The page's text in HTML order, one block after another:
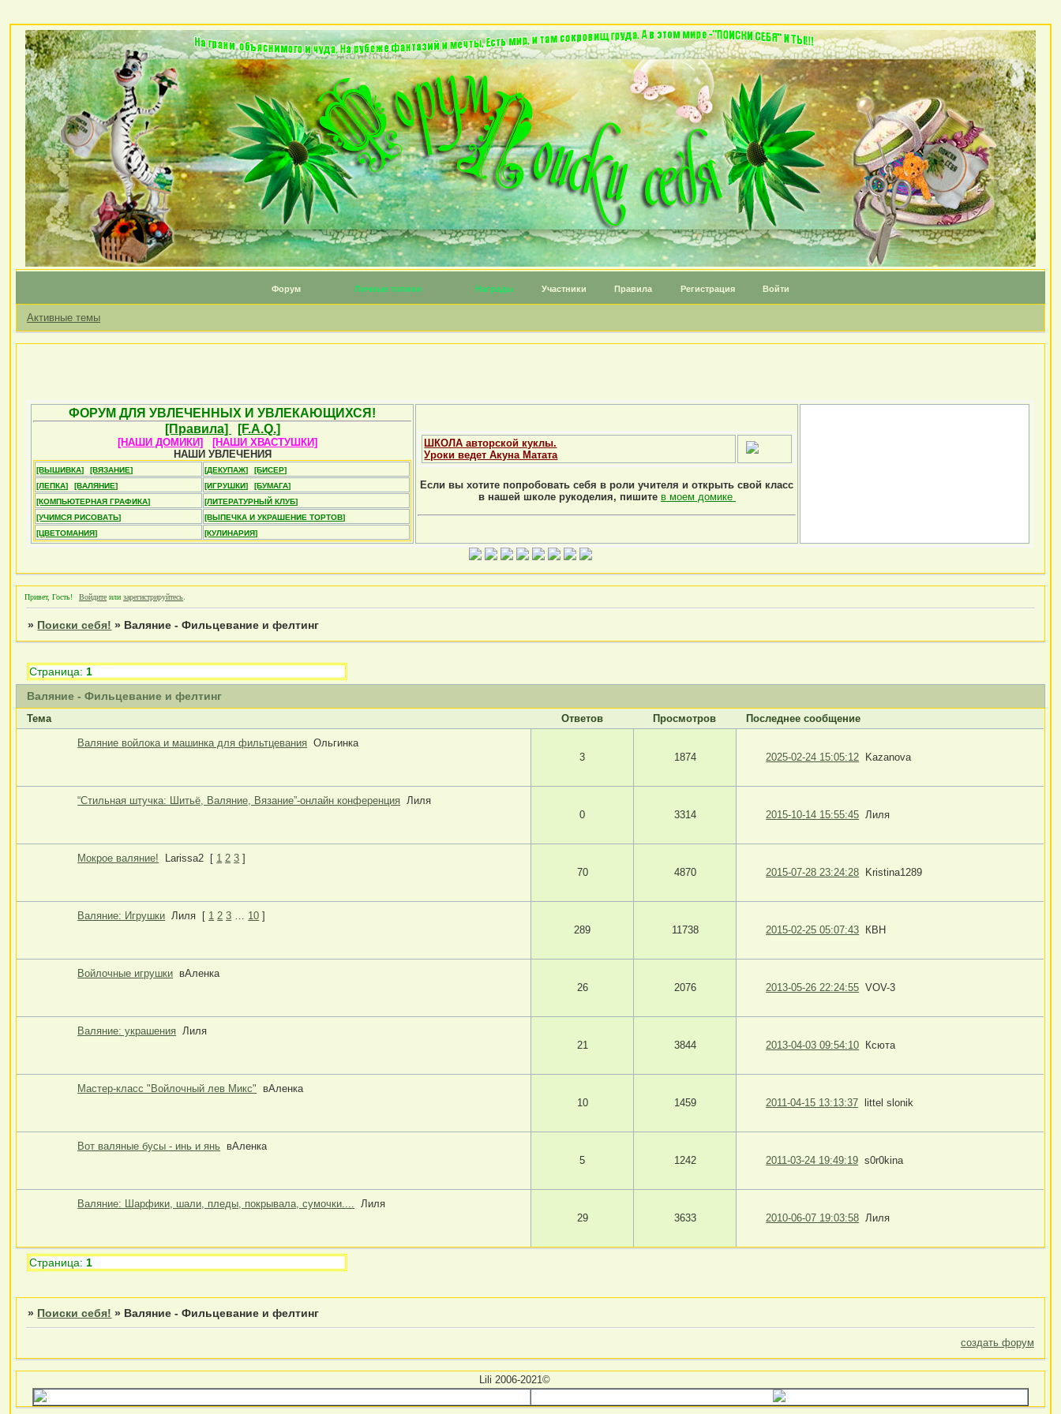
Форум Личные топики Награды Участники Правила Регистрация Войти
Активные темы
ФОРУМ ДЛЯ УВЛЕЧЕННЫХ И УВЛЕКАЮЩИХСЯ!
[Правила]
[F.A.Q.]
[НАШИ ДОМИКИ]
[НАШИ ХВАСТУШКИ]
НАШИ УВЛЕЧЕНИЯ
[ВЫШИВКА] [ВЯЗАНИЕ] [ДЕКУПАЖ]
[БИСЕР]
[ЛЕПКА]
[ВАЛЯНИЕ] [ИГРУШКИ]
[БУМАГА]
[КОМПЬЮТЕРНАЯ ГРАФИКА]
[ЛИТЕРАТУРНЫЙ КЛУБ]
[УЧИМСЯ РИСОВАТЬ]
[ВЫПЕЧКА И УКРАШЕНИЕ ТОРТОВ]
[ЦВЕТОМАНИЯ]
[КУЛИНАРИЯ]
ШКОЛА авторской куклы.
Уроки ведет Акуна Матата
Если вы хотите попробовать себя в роли учителя и открыть свой класс
в нашей школе рукоделия, пишите в моем домике
Привет, Гость! Войдите илизарегистрируйтесь
» Поиски себя! » Валяние - Фильцевание и фелтинг
Валяние - Фильцевание и фелтинг
Страница: 1
Тема Ответов Просмотров Последнее сообщение
Валяние войлока и машинка для фильтцевания Ольгинка
3
1874 2025-02-24 15:05:12 Kazanova
“Стильная штучка: Шитьё, Валяние, Вязание”-онлайн конференция Лиля
0
3314 2015-10-14 15:55:45 Лиля
Мокрое валяние! Larissa2 [ 1 2 3 ]
70
4870 2015-07-28 23:24:28 Kristina1289
Валяние: Игрушки Лиля [ 1 2 3 10 ]
289
11738 2015-02-25 05:07:43 КВН
Войлочные игрушки вАленка
26
2076 2013-05-26 22:24:55 VOV-3
Валяние: украшения Лиля
21
3844 2013-04-03 09:54:10 Ксюта
Мастер-класс "Войлочный лев Микс"
вАленка
10
1459 2011-04-15 13:13:37 littel slonik
Вот валяные бусы - инь и янь вАленка
5
1242 2011-03-24 19:49:19 s0r0kina
Валяние: Шарфики, шали, пледы, покрывала, сумочки....
Лиля
29
3633 2010-06-07 19:03:58 Лиля
Страница: 1
» Поиски себя! » Валяние - Фильцевание и фелтинг
создать форум
Lili 2006-2021©